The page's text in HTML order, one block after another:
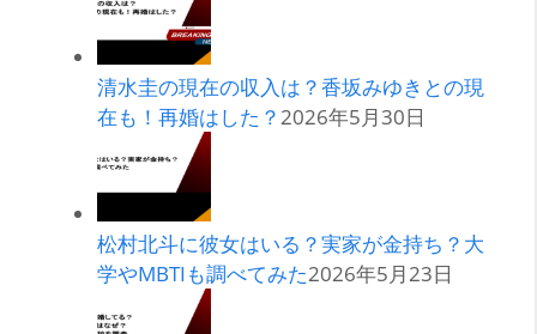
清水圭の現在の収入は？香坂みゆきとの現
在も！再婚はした？2026年5月30日
松村北斗に彼女はいる？実家が金持ち？大
学やMBTIも調べてみた2026年5月23日